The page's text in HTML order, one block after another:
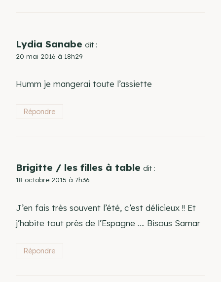
Lydia Sanabe dit :
20 mai 2016 à 18h29
Humm je mangerai toute l’assiette
Répondre
Brigitte / les filles à table dit :
18 octobre 2015 à 7h36
J’en fais très souvent l’été, c’est délicieux !! Et
j’habite tout près de l’Espagne …. Bisous Samar
Répondre